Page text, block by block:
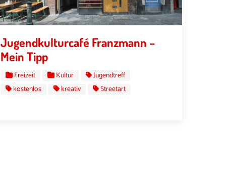
Jugendkulturcafé Franzmann –
Mein Tipp
Freizeit Kultur
Jugendtreff
kostenlos
kreativ Streetart